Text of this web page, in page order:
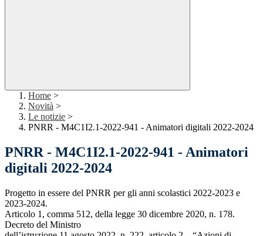
Home >
Novità >
Le notizie >
PNRR - M4C1I2.1-2022-941 - Animatori digitali 2022-2024
PNRR - M4C1I2.1-2022-941 - Animatori
digitali 2022-2024
Progetto in essere del PNRR per gli anni scolastici 2022-2023 e
2023-2024.
Articolo 1, comma 512, della legge 30 dicembre 2020, n. 178.
Decreto del Ministro